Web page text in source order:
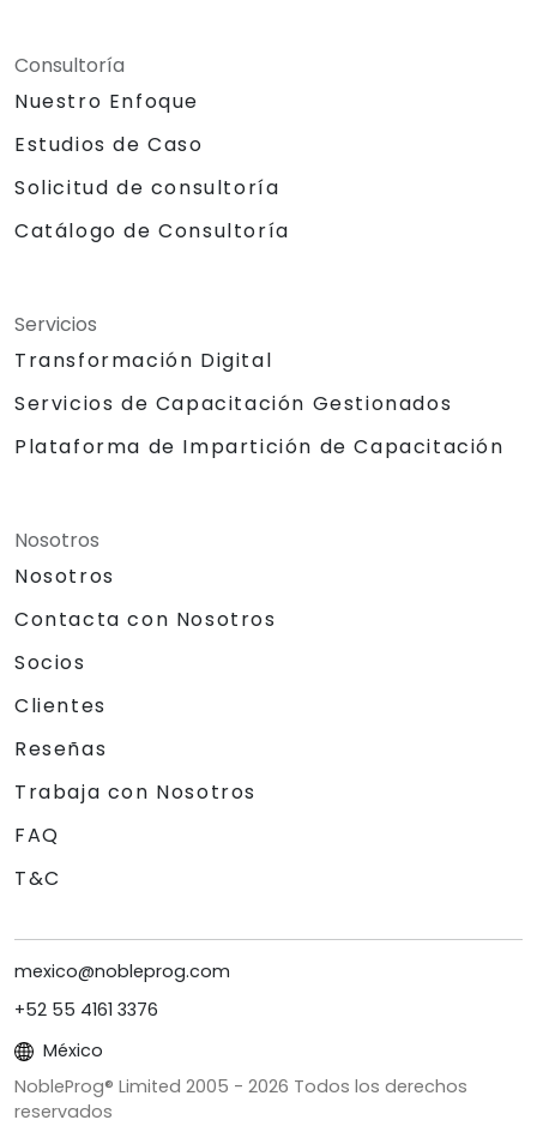
Consultoría
Nuestro Enfoque
Estudios de Caso
Solicitud de consultoría
Catálogo de Consultoría
Servicios
Transformación Digital
Servicios de Capacitación Gestionados
Plataforma de Impartición de Capacitación
Nosotros
Nosotros
Contacta con Nosotros
Socios
Clientes
Reseñas
Trabaja con Nosotros
FAQ
T&C
mexico@nobleprog.com
+52 55 4161 3376
México
NobleProg® Limited 2005 - 2026 Todos los derechos
reservados